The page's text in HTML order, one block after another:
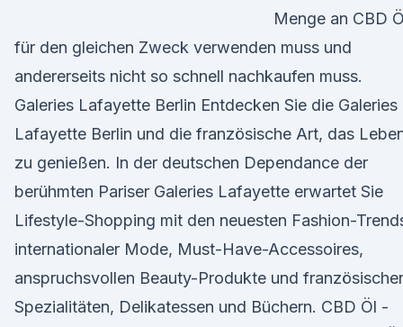
Menge an CBD
für den gleichen Zweck verwenden muss und
andererseits nicht so schnell nachkaufen muss.
Galeries Lafayette Berlin Entdecken Sie die Galeries
Lafayette Berlin und die französische Art, das
zu genießen. In der deutschen Dependance der
berühmten Pariser Galeries Lafayette erwartet Sie
Lifestyle-Shopping mit den neuesten Fashion-
internationaler Mode, Must-Have-Accessoires,
anspruchsvollen Beauty-Produkte und
Spezialitäten, Delikatessen und Büchern. CBD Öl -